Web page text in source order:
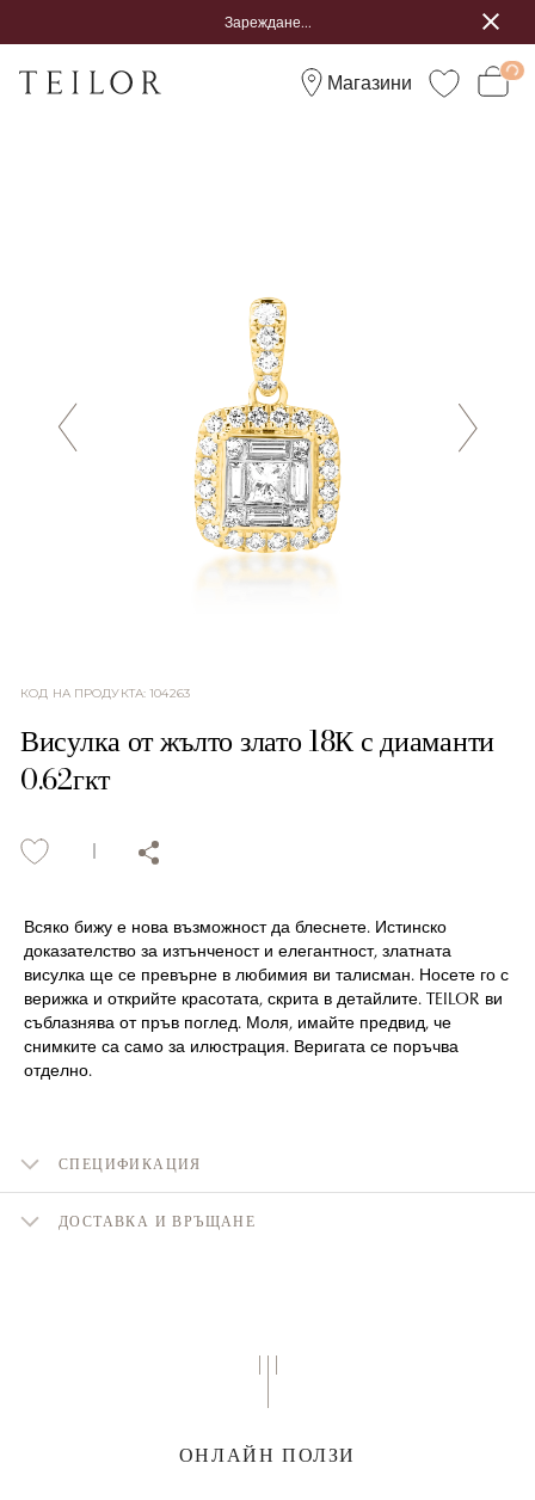
Зареждане...
Магазини
КОД НА ПРОДУКТА:104263
Висулка от жълто злато 18К с диаманти
0.62гкт
Всяко бижу е нова възможност да блеснете. Истинско
доказателство за изтънченост и елегантност, златната
висулка ще се превърне в любимия ви талисман. Носете го с
верижка и открийте красотата, скрита в детайлите. TEILOR ви
съблазнява от пръв поглед. Моля, имайте предвид, че
снимките са само за илюстрация. Веригата се поръчва
отделно.
СПЕЦИФИКАЦИЯ
ДОСТАВКА И ВРЪЩАНЕ
ОНЛАЙН ПОЛЗИ